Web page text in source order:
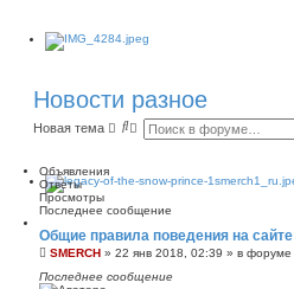
Новости разное
Новая тема
П
к
Р
и
е
н
ы
п
Объявления
Ответы
Просмотры
Последнее сообщение
Общие правила поведения на сайте
SMERCH » 22 янв 2018, 02:39 » в форуме
Последнее сообщение